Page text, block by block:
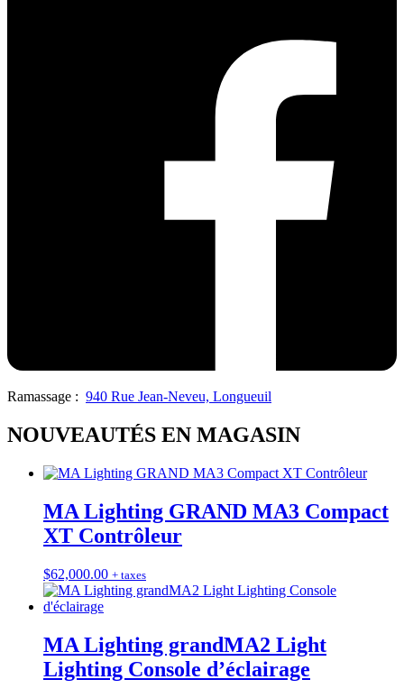
Ramassage : 940 Rue Jean-Neveu, Longueuil
NOUVEAUTÉS EN MAGASIN
MA Lighting GRAND MA3 Compact
XT Contrôleur
$62,000.00 + taxes
MA Lighting grandMA2 Light
Lighting Console d’éclairage